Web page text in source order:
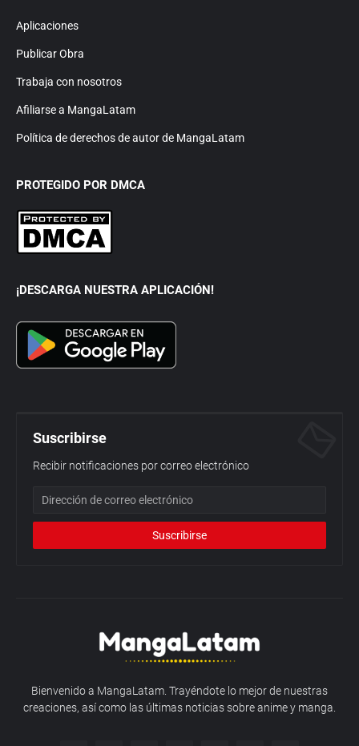
Aplicaciones
Publicar Obra
Trabaja con nosotros
Afiliarse a MangaLatam
Política de derechos de autor de MangaLatam
PROTEGIDO POR DMCA
¡DESCARGA NUESTRA APLICACIÓN!
Suscribirse
Recibir notificaciones por correo electrónico
Bienvenido a MangaLatam. Trayéndote lo mejor de nuestras
creaciones, así como las últimas noticias sobre anime y manga.